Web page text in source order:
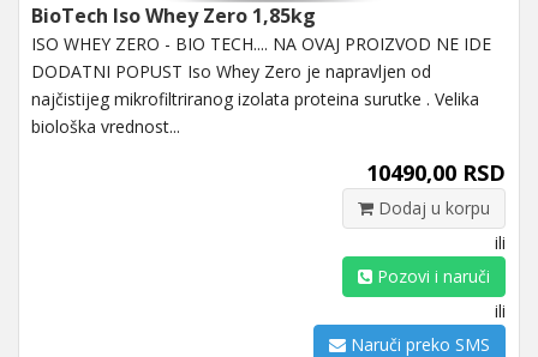
BioTech Iso Whey Zero 1,85kg
ISO WHEY ZERO - BIO TECH.... NA OVAJ PROIZVOD NE IDE
DODATNI POPUST Iso Whey Zero je napravljen od
najčistijeg mikrofiltriranog izolata proteina surutke . Velika
biološka vrednost...
10490,00 RSD
Dodaj u korpu
ili
Pozovi i naruči
ili
Naruči preko SMS